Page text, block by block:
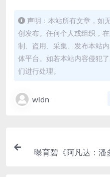
声明：本站所有文章，如
创发布。任何个人或组织，
制、盗用、采集、发布本站
体平台。如若本站内容侵犯
们进行处理。
wldn
曝育碧《阿凡达：潘